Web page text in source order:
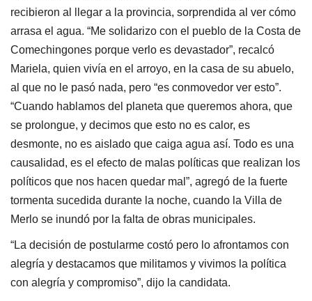
recibieron al llegar a la provincia, sorprendida al ver cómo
arrasa el agua. “Me solidarizo con el pueblo de la Costa de
Comechingones porque verlo es devastador”, recalcó
Mariela, quien vivía en el arroyo, en la casa de su abuelo,
al que no le pasó nada, pero “es conmovedor ver esto”.
“Cuando hablamos del planeta que queremos ahora, que
se prolongue, y decimos que esto no es calor, es
desmonte, no es aislado que caiga agua así. Todo es una
causalidad, es el efecto de malas políticas que realizan los
políticos que nos hacen quedar mal”, agregó de la fuerte
tormenta sucedida durante la noche, cuando la Villa de
Merlo se inundó por la falta de obras municipales.
“La decisión de postularme costó pero lo afrontamos con
alegría y destacamos que militamos y vivimos la política
con alegría y compromiso”, dijo la candidata.